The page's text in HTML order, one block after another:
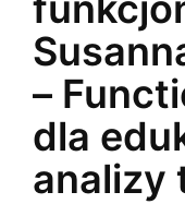
–
dla
analizy